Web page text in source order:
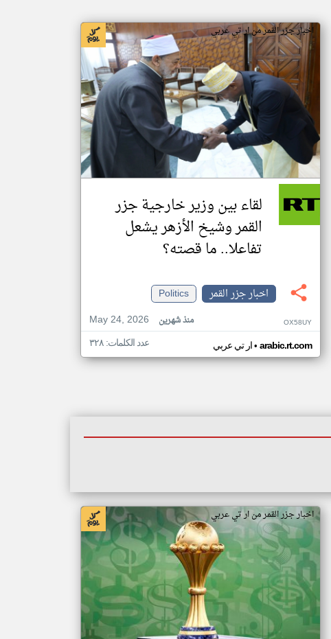
اخبار جزر القمر من ار تي عربي
لقاء بين وزير خارجية جزر
القمر وشيخ الأزهر يشعل
تفاعلا.. ما قصته؟
اخبار جزر القمر
Politics
May 24, 2026
منذ شهرين OX58UY
ار تي عربي• arabic.rt.com عدد الكلمات: ٣٢٨
اخبار جزر القمر من ار تي عربي